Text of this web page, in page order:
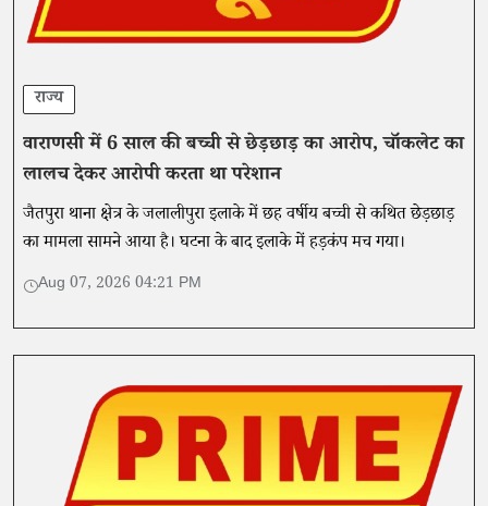
राज्य
वाराणसी में 6 साल की बच्ची से छेड़छाड़ का आरोप, चॉकलेट का
लालच देकर आरोपी करता था परेशान
जैतपुरा थाना क्षेत्र के जलालीपुरा इलाके में छह वर्षीय बच्ची से कथित छेड़छाड़
का मामला सामने आया है। घटना के बाद इलाके में हड़कंप मच गया।
Aug 07, 2026 04:21 PM